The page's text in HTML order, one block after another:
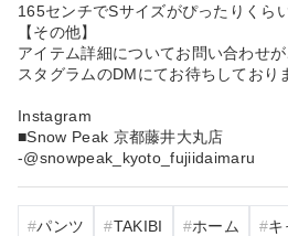
165センチでSサイズがぴったりくら
【その他】
アイテム詳細についてお問い合わせ
スタグラムのDMにてお待ちしており
Instagram
■Snow Peak 京都藤井大丸店
-@snowpeak_kyoto_fujiidaimaru
パンツ TAKIBI ホーム キ